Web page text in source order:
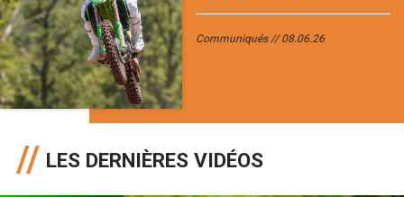
Communiqués 08.06.26
LES DERNIÈRES VIDÉOS